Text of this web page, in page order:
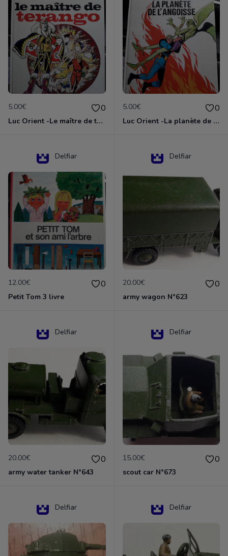
5.00€ 0
Luc Orient -Le maître de terango
5.00€ 0
Luc Orient -La planète de l'angoisse
Delfiar
12.00€ 0
Petit Tom 3 livre
Delfiar
20.00€ 0
army wagon N°623
Delfiar
20.00€ 0
army water tanker N°643
Delfiar
15.00€ 0
scout car N°673
Delfiar Delfiar